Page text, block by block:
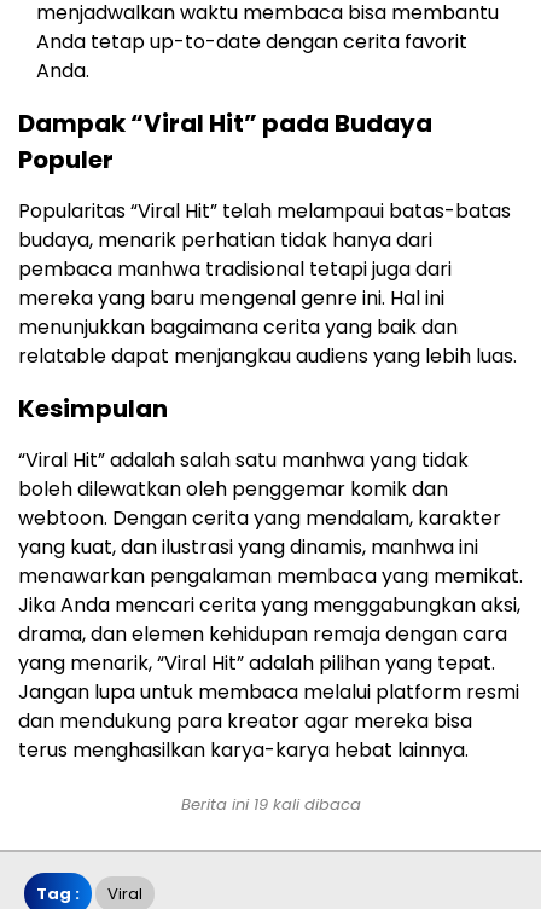
menjadwalkan waktu membaca bisa membantu
Anda tetap up-to-date dengan cerita favorit
Anda.
Dampak “Viral Hit” pada Budaya
Populer
Popularitas “Viral Hit” telah melampaui batas-batas
budaya, menarik perhatian tidak hanya dari
pembaca manhwa tradisional tetapi juga dari
mereka yang baru mengenal genre ini. Hal ini
menunjukkan bagaimana cerita yang baik dan
relatable dapat menjangkau audiens yang lebih luas.
Kesimpulan
“Viral Hit” adalah salah satu manhwa yang tidak
boleh dilewatkan oleh penggemar komik dan
webtoon. Dengan cerita yang mendalam, karakter
yang kuat, dan ilustrasi yang dinamis, manhwa ini
menawarkan pengalaman membaca yang memikat.
Jika Anda mencari cerita yang menggabungkan aksi,
drama, dan elemen kehidupan remaja dengan cara
yang menarik, “Viral Hit” adalah pilihan yang tepat.
Jangan lupa untuk membaca melalui platform resmi
dan mendukung para kreator agar mereka bisa
terus menghasilkan karya-karya hebat lainnya.
Berita ini 19 kali dibaca
Tag : Viral